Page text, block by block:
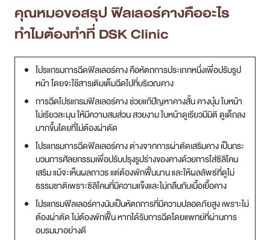
บทความ
โปรโมชั่น
รายชื่อสาขา
สาขา Siam Paragon
สาขา Stadium One
สาขา Asoke
สาขา MRT สุทธิสาร
สาขา เซ็นทรัลปิ่นเกล้า
คุณหมอขอสรุป ฟิลเลอร์คางคืออะไร
ทำไมต้องทำที่ DSK Clinic
โปรแกรมการฉีดฟิลเลอร์คาง คือหัตถการประเภทหนึ่งเพื่อปรับรูป
หน้า โดยจะใช้สารเติมเต็มฉีดไปที่บริเวณคาง
การฉีดโปรแกรมฟิลเลอร์คาง ช่วยแก้ปัญหาคางสั้น คางบุ๋ม ใบหน้า
ไม่เรียวละมุน ให้มีความสมส่วน สวยงาม ใบหน้าดูเรียวมีมิติ ดูเด็กลง
มากขึ้นโดยที่ไม่ต้องผ่าตัด
โปรแกรมการฉีดฟิลเลอร์คาง ต่างจากการผ่าตัดเสริมคาง เป็นกระ
บวนการศัลยกรรมเพื่อปรับปรุงรูปร่างของคางด้วยการใส่ซิลิโคน
เสริม แม้จะเห็นผลถาวร แต่ต้องพักฟื้นนาน และให้ผลลัพธ์ที่ดูไม่
ธรรมชาติเพราะซิลิโคนที่มีความแข็งและไม่กลืนกับเนื้อเยื้อคาง
โปรแกรมฟิลเลอร์คางนับเป็นหัตถการที่มีความปลอดภัยสูง เพราะไม่
ต้องผ่าตัด ไม่ต้องพักฟื้น หากได้รับการฉีดโดยแพทย์ที่ผ่านการ
อบรมมาอย่างดี